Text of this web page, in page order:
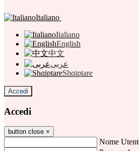
Italiano
Italiano
English
中文
عربى
Shqiptare
Accedi
Accedi
button close ×
Nome